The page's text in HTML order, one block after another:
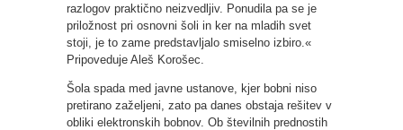
razlogov praktično neizvedljiv. Ponudila pa se je
priložnost pri osnovni šoli in ker na mladih svet
stoji, je to zame predstavljalo smiselno izbiro.«
Pripoveduje Aleš Korošec.
Šola spada med javne ustanove, kjer bobni niso
pretirano zaželjeni, zato pa danes obstaja rešitev v
obliki elektronskih bobnov. Ob številnih prednostih